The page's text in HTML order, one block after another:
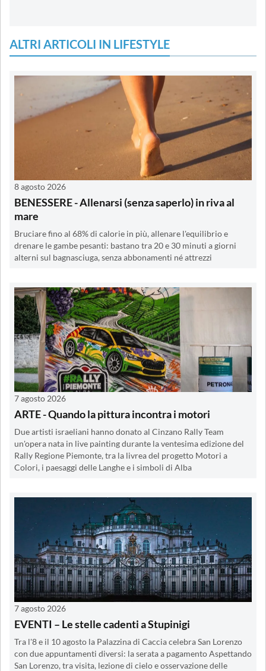
ALTRI ARTICOLI IN LIFESTYLE
8 agosto 2026
BENESSERE - Allenarsi (senza saperlo) in riva al
mare
Bruciare fino al 68% di calorie in più, allenare l'equilibrio e
drenare le gambe pesanti: bastano tra 20 e 30 minuti a giorni
alterni sul bagnasciuga, senza abbonamenti né attrezzi
7 agosto 2026
ARTE - Quando la pittura incontra i motori
Due artisti israeliani hanno donato al Cinzano Rally Team
un'opera nata in live painting durante la ventesima edizione del
Rally Regione Piemonte, tra la livrea del progetto Motori a
Colori, i paesaggi delle Langhe e i simboli di Alba
7 agosto 2026
EVENTI – Le stelle cadenti a Stupinigi
Tra l'8 e il 10 agosto la Palazzina di Caccia celebra San Lorenzo
con due appuntamenti diversi: la serata a pagamento Aspettando
San Lorenzo, tra visita, lezione di cielo e osservazione delle